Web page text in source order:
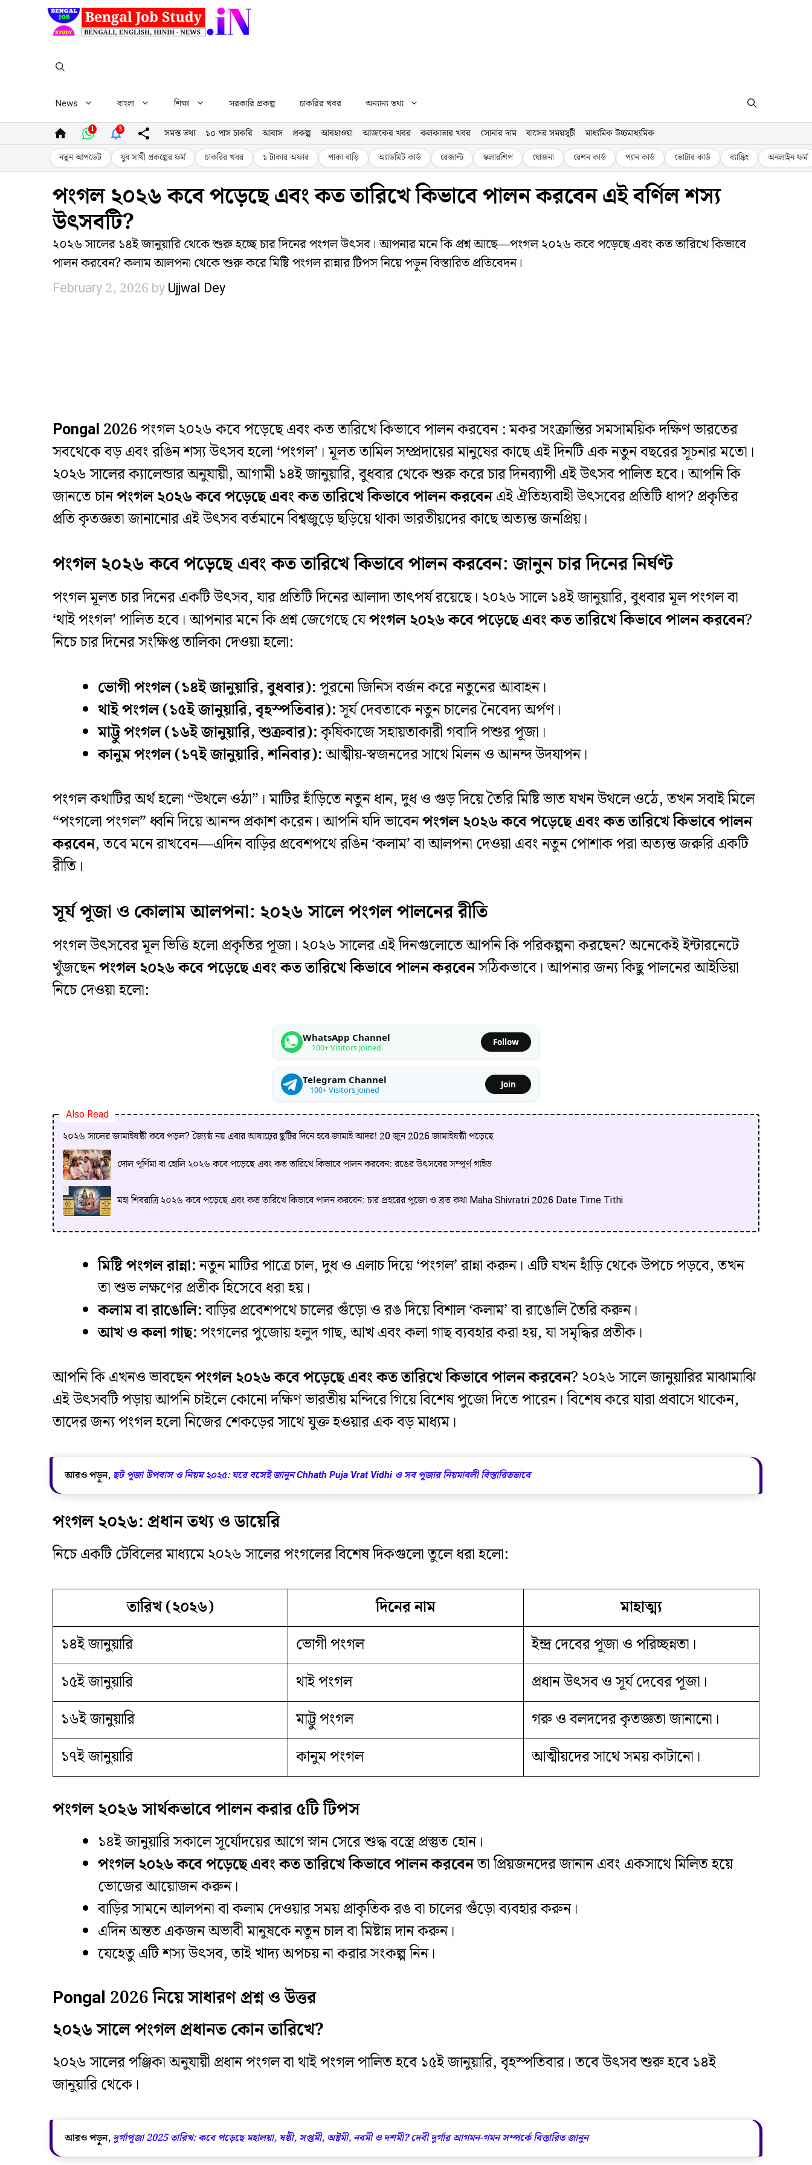
News বাংলা শিক্ষা সরকারি প্রকল্প চাকরির খবর অন্যান্য তথ্য
1 3 সমস্ত তথ্য ১০ পাস চাকরি আবাস প্রকল্প আবহাওয়া আজকের খবর কলকাতার খবর সোনার দাম বাসের সময়সূচী মাধ্যমিক উচ্চমাধ্যমিক
নতুন আপডেট যুব সাথী প্রকল্পের ফর্ম চাকরির খবর ১ টাকার অফার পাকা বাড়ি অ্যাডমিট কার্ড রেজাল্ট স্কলারশিপ যোজনা রেশন কার্ড প্যান কার্ড ভোটার কার্ড ব্যাঙ্কিং অনলাইন ফর্ম
পংগল ২০২৬ কবে পড়েছে এবং কত তারিখে কিভাবে পালন করবেন এই বর্ণিল শস্য
উৎসবটি?
২০২৬ সালের ১৪ই জানুয়ারি থেকে শুরু হচ্ছে চার দিনের পংগল উৎসব। আপনার মনে কি প্রশ্ন আছে—পংগল ২০২৬ কবে পড়েছে এবং কত তারিখে কিভাবে
পালন করবেন? কলাম আলপনা থেকে শুরু করে মিষ্টি পংগল রান্নার টিপস নিয়ে পড়ুন বিস্তারিত প্রতিবেদন।
February 2, 2026 byUjjwal Dey
Pongal 2026পংগল ২০২৬ কবে পড়েছে এবং কত তারিখে কিভাবে পালন করবেন : ​মকর সংক্রান্তির সমসাময়িক দক্ষিণ ভারতের
সবথেকে বড় এবং রঙিন শস্য উৎসব হলো ‘পংগল’। মূলত তামিল সম্প্রদায়ের মানুষের কাছে এই দিনটি এক নতুন বছরের সূচনার মতো।
২০২৬ সালের ক্যালেন্ডার অনুযায়ী, আগামী ১৪ই জানুয়ারি, বুধবার থেকে শুরু করে চার দিনব্যাপী এই উৎসব পালিত হবে। আপনি কি
জানতে চানপংগল ২০২৬ কবে পড়েছে এবং কত তারিখে কিভাবে পালন করবেনএই ঐতিহ্যবাহী উৎসবের প্রতিটি ধাপ? প্রকৃতির
প্রতি কৃতজ্ঞতা জানানোর এই উৎসব বর্তমানে বিশ্বজুড়ে ছড়িয়ে থাকা ভারতীয়দের কাছে অত্যন্ত জনপ্রিয়।
পংগল ২০২৬ কবে পড়েছে এবং কত তারিখে কিভাবে পালন করবেন: জানুন চার দিনের নির্ঘণ্ট
​পংগল মূলত চার দিনের একটি উৎসব, যার প্রতিটি দিনের আলাদা তাৎপর্য রয়েছে। ২০২৬ সালে ১৪ই জানুয়ারি, বুধবার মূল পংগল বা
‘থাই পংগল’ পালিত হবে। আপনার মনে কি প্রশ্ন জেগেছে যেপংগল ২০২৬ কবে পড়েছে এবং কত তারিখে কিভাবে পালন করবেন?
নিচে চার দিনের সংক্ষিপ্ত তালিকা দেওয়া হলো:
ভোগী পংগল (১৪ই জানুয়ারি, বুধবার):পুরনো জিনিস বর্জন করে নতুনের আবাহন।
থাই পংগল (১৫ই জানুয়ারি, বৃহস্পতিবার):সূর্য দেবতাকে নতুন চালের নৈবেদ্য অর্পণ।
মাট্টু পংগল (১৬ই জানুয়ারি, শুক্রবার):কৃষিকাজে সহায়তাকারী গবাদি পশুর পূজা।
কানুম পংগল (১৭ই জানুয়ারি, শনিবার):আত্মীয়-স্বজনদের সাথে মিলন ও আনন্দ উদযাপন।
​পংগল কথাটির অর্থ হলো “উথলে ওঠা”। মাটির হাঁড়িতে নতুন ধান, দুধ ও গুড় দিয়ে তৈরি মিষ্টি ভাত যখন উথলে ওঠে, তখন সবাই মিলে
“পংগলো পংগল” ধ্বনি দিয়ে আনন্দ প্রকাশ করেন। আপনি যদি ভাবেনপংগল ২০২৬ কবে পড়েছে এবং কত তারিখে কিভাবে পালন
করবেন, তবে মনে রাখবেন—এদিন বাড়ির প্রবেশপথে রঙিন ‘কলাম’ বা আলপনা দেওয়া এবং নতুন পোশাক পরা অত্যন্ত জরুরি একটি
রীতি।
সূর্য পূজা ও কোলাম আলপনা: ২০২৬ সালে পংগল পালনের রীতি
​পংগল উৎসবের মূল ভিত্তি হলো প্রকৃতির পূজা। ২০২৬ সালের এই দিনগুলোতে আপনি কি পরিকল্পনা করছেন? অনেকেই ইন্টারনেটে
খুঁজছেনপংগল ২০২৬ কবে পড়েছে এবং কত তারিখে কিভাবে পালন করবেনসঠিকভাবে। আপনার জন্য কিছু পালনের আইডিয়া
নিচে দেওয়া হলো:
WhatsApp Channel
100+ Visitors Joined
Follow
Telegram Channel
100+ Visitors Joined
Join
Also Read
২০২৬ সালের জামাইষষ্ঠী কবে পড়ল? জ্যৈষ্ঠ নয় এবার আষাঢ়ের ছুটির দিনে হবে জামাই আদর! 20 জুন 2026 জামাইষষ্ঠী পড়েছে
দোল পূর্ণিমা বা হোলি ২০২৬ কবে পড়েছে এবং কত তারিখে কিভাবে পালন করবেন: রঙের উৎসবের সম্পূর্ণ গাইড
মহা শিবরাত্রি ২০২৬ কবে পড়েছে এবং কত তারিখে কিভাবে পালন করবেন: চার প্রহরের পুজো ও ব্রত কথা Maha Shivratri 2026 Date Time Tithi
মিষ্টি পংগল রান্না:নতুন মাটির পাত্রে চাল, দুধ ও এলাচ দিয়ে ‘পংগল’ রান্না করুন। এটি যখন হাঁড়ি থেকে উপচে পড়বে, তখন
তা শুভ লক্ষণের প্রতীক হিসেবে ধরা হয়।
কলাম বা রাঙোলি:বাড়ির প্রবেশপথে চালের গুঁড়ো ও রঙ দিয়ে বিশাল ‘কলাম’ বা রাঙোলি তৈরি করুন।
আখ ও কলা গাছ:পংগলের পুজোয় হলুদ গাছ, আখ এবং কলা গাছ ব্যবহার করা হয়, যা সমৃদ্ধির প্রতীক।
​আপনি কি এখনও ভাবছেনপংগল ২০২৬ কবে পড়েছে এবং কত তারিখে কিভাবে পালন করবেন? ২০২৬ সালে জানুয়ারির মাঝামাঝি
এই উৎসবটি পড়ায় আপনি চাইলে কোনো দক্ষিণ ভারতীয় মন্দিরে গিয়ে বিশেষ পুজো দিতে পারেন। বিশেষ করে যারা প্রবাসে থাকেন,
তাদের জন্য পংগল হলো নিজের শেকড়ের সাথে যুক্ত হওয়ার এক বড় মাধ্যম।
আরও পড়ুন, ছট পূজা উপবাস ও নিয়ম ২০২৫: ঘরে বসেই জানুন Chhath Puja Vrat Vidhi ও সব পূজার নিয়মাবলী বিস্তারিতভাবে
পংগল ২০২৬: প্রধান তথ্য ও ডায়েরি
​নিচে একটি টেবিলের মাধ্যমে ২০২৬ সালের পংগলের বিশেষ দিকগুলো তুলে ধরা হলো:
তারিখ (২০২৬) দিনের নাম
মাহাত্ম্য
১৪ই জানুয়ারি
ভোগী পংগল
ইন্দ্র দেবের পূজা ও পরিচ্ছন্নতা।
১৫ই জানুয়ারি
থাই পংগল
প্রধান উৎসব ও সূর্য দেবের পূজা।
১৬ই জানুয়ারি
মাট্টু পংগল
গরু ও বলদদের কৃতজ্ঞতা জানানো।
১৭ই জানুয়ারি
কানুম পংগল আত্মীয়দের সাথে সময় কাটানো।
পংগল ২০২৬ সার্থকভাবে পালন করার ৫টি টিপস
​১৪ই জানুয়ারি সকালে সূর্যোদয়ের আগে স্নান সেরে শুদ্ধ বস্ত্রে প্রস্তুত হোন।
পংগল ২০২৬ কবে পড়েছে এবং কত তারিখে কিভাবে পালন করবেনতা প্রিয়জনদের জানান এবং একসাথে মিলিত হয়ে
ভোজের আয়োজন করুন।
​বাড়ির সামনে আলপনা বা কলাম দেওয়ার সময় প্রাকৃতিক রঙ বা চালের গুঁড়ো ব্যবহার করুন।
​এদিন অন্তত একজন অভাবী মানুষকে নতুন চাল বা মিষ্টান্ন দান করুন।
​যেহেতু এটি শস্য উৎসব, তাই খাদ্য অপচয় না করার সংকল্প নিন।
Pongal 2026 নিয়ে সাধারণ প্রশ্ন ও উত্তর
২০২৬ সালে পংগল প্রধানত কোন তারিখে?
​২০২৬ সালের পঞ্জিকা অনুযায়ী প্রধান পংগল বা থাই পংগল পালিত হবে ১৫ই জানুয়ারি, বৃহস্পতিবার। তবে উৎসব শুরু হবে ১৪ই
জানুয়ারি থেকে।
আরও পড়ুন, দুর্গাপূজা 2025 তারিখ: কবে পড়েছে মহালয়া, ষষ্ঠী, সপ্তমী, অষ্টমী, নবমী ও দশমী? দেবী দুর্গার আগমন-গমন সম্পর্কে বিস্তারিত জানুন